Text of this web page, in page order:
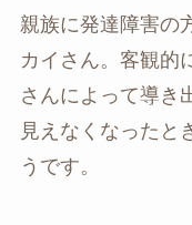
親族に発達障害の
カイさん。客観的
さんによって導き
見えなくなったと
うです。